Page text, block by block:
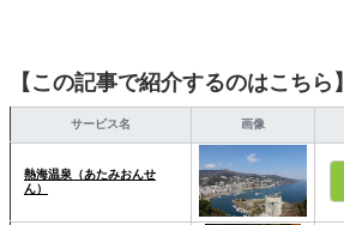
【この記事で紹介するのはこちら】
サービス名 画像
熱海温泉（あたみおんせ
ん）